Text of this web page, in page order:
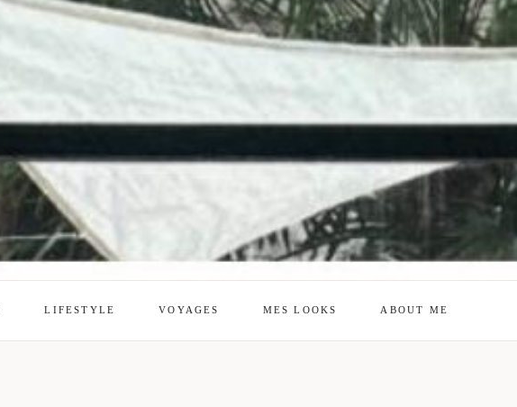
LIFESTYLE VOYAGES MES LOOKS ABOUT ME